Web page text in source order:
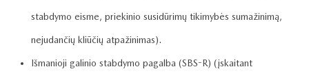
stabdymo eisme, priekinio susidūrimų tikimybės sumažinimą,
nejudančių kliūčių atpažinimas).
Išmanioji galinio stabdymo pagalba (SBS-R) (įskaitant